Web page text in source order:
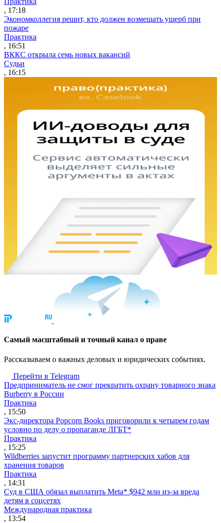
, 17:18
Экономколлегия решит, кто должен возмещать ущерб при
пожаре
Практика
, 16:51
ВККС открыла семь новых вакансий
Судьи
, 16:15
Cамый масштабный и точный канал о праве
Рассказываем о важных деловых и юридических событиях.
Перейти в Telegram
Предприниматель не смог прекратить охрану товарного знака
Burberry в России
Практика
, 15:50
Экс-директора Popcorn Books приговорили к четырем годам
условно по делу о пропаганде ЛГБТ*
Практика
, 15:25
Wildberries запустит программу партнерских хабов для
хранения товаров
Практика
, 14:31
Суд в США обязал выплатить Meta* $942 млн из-за вреда
детям в соцсетях
Международная практика
, 13:54